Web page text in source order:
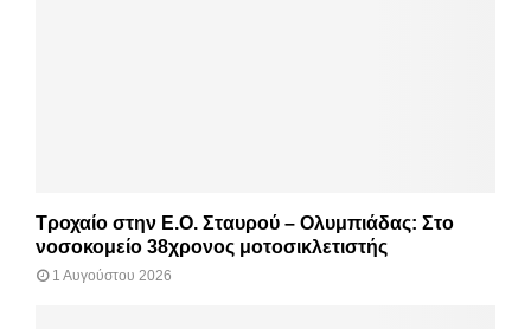
Τροχαίο στην Ε.Ο. Σταυρού – Ολυμπιάδας: Στο
νοσοκομείο 38χρονος μοτοσικλετιστής
1 Αυγούστου 2026